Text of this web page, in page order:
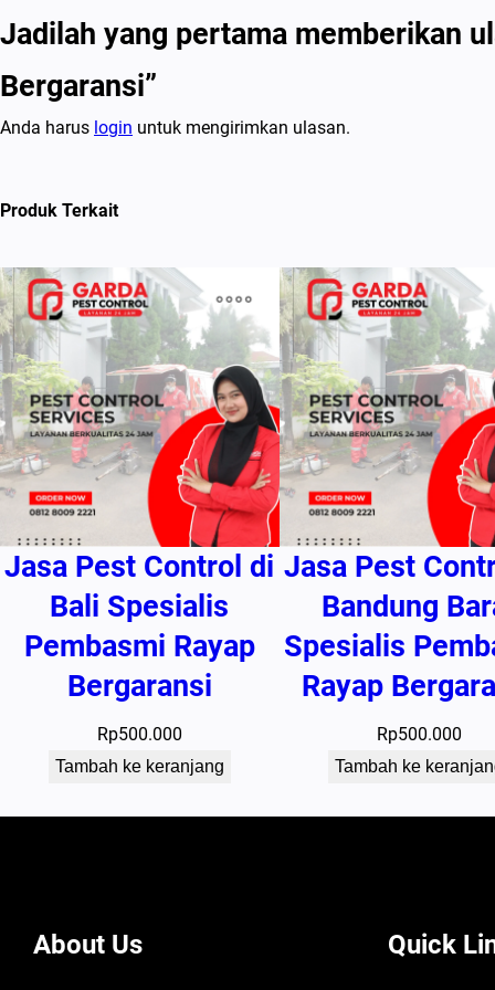
Jadilah yang pertama memberikan
Bergaransi”
Anda harus login untuk mengirimkan ulasan.
Produk Terkait
Jasa Pest Control di
Bali Spesialis
Pembasmi Rayap
Bergaransi
Rp500.000
Tambah ke keranjang
Jasa Pest
Bandung
Spesialis
Rayap
Rp500.000
Tambah ke
About Us Quick